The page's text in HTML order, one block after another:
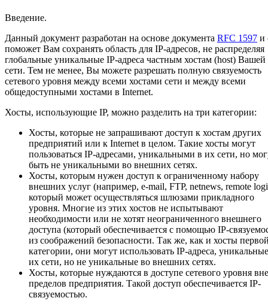
Введение.
Данный документ разработан на основе документа RFC 1597 и
поможет Вам сохранять область для IP-адресов, не распределяя
глобальные уникальные IP-адреса частным хостам (host) Вашей
сети. Тем не менее, Вы можете разрешать полную связуемость
сетевого уровня между всеми хостами сети и между всеми
общедоступными хостами в Internet.
Хосты, использующие IP, можно разделить на три категории:
Хосты, которые не запрашивают доступ к хостам других
предприятий или к Internet в целом. Такие хосты могут
пользоваться IP-адресами, уникальными в их сети, но
быть не уникальными во внешних сетях.
Хосты, которым нужен доступ к ограниченному набору
внешних услуг (например, e-mail, FTP, netnews, remote
который может осуществляться шлюзами прикладного
уровня. Многие из этих хостов не испытывают
необходимости или не хотят неограниченного внешнего
доступа (который обеспечивается с помощью IP-
из соображений безопасности. Так же, как и хосты
категории, они могут использовать IP-адреса,
их сети, но не уникальные во внешних сетях.
Хосты, которые нуждаются в доступе сетевого уровня вне
пределов предприятия. Такой доступ обеспечивается IP-
связуемостью.